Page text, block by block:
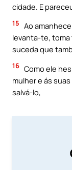
cidade. E
15 Ao
levanta-te, toma
suceda que
16 Como ele
mulher e ás
salvá-lo,